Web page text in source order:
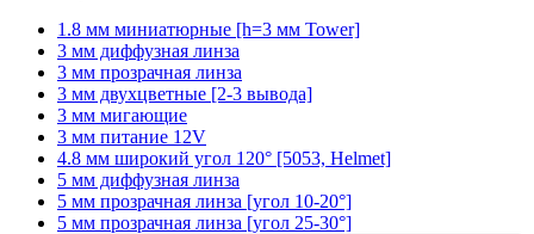
1.8 мм миниатюрные [h=3 мм Tower]
3 мм диффузная линза
3 мм прозрачная линза
3 мм двухцветные [2-3 вывода]
3 мм мигающие
3 мм питание 12V
4.8 мм широкий угол 120° [5053, Helmet]
5 мм диффузная линза
5 мм прозрачная линза [угол 10-20°]
5 мм прозрачная линза [угол 25-30°]